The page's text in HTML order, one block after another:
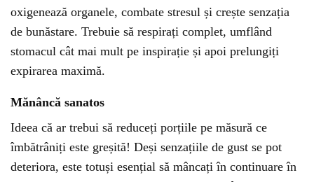
oxigenează organele, combate stresul și crește senzația
de bunăstare. Trebuie să respirați complet, umflând
stomacul cât mai mult pe inspirație și apoi prelungiți
expirarea maximă.
Mănâncă sanatos
Ideea că ar trebui să reduceți porțiile pe măsură ce
îmbătrâniți este greșită! Deși senzațiile de gust se pot
deteriora, este totuși esențial să mâncați în continuare în